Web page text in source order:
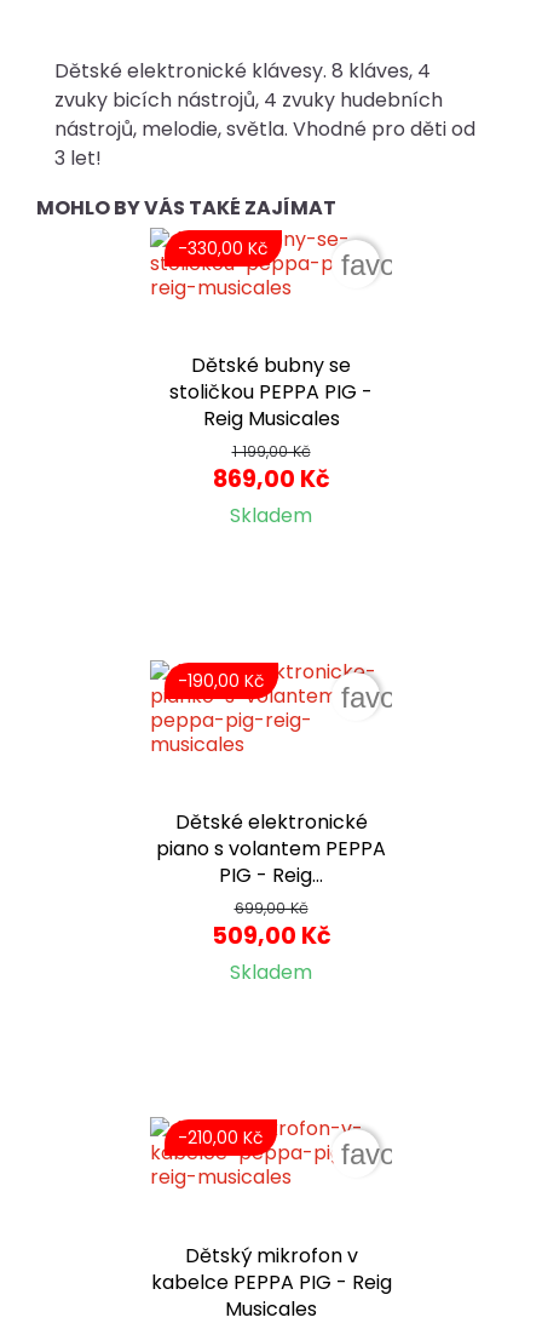
Dětské elektronické klávesy. 8 kláves, 4
zvuky bicích nástrojů, 4 zvuky hudebních
nástrojů, melodie, světla. Vhodné pro děti od
3 let!
MOHLO BY VÁS TAKÉ ZAJÍMAT
Dětské bubny se
stoličkou PEPPA PIG -
Reig Musicales
1 199,00 Kč
869,00 Kč
Skladem
-330,00 Kč
favorite_border
Dětské elektronické
piano s volantem PEPPA
PIG - Reig...
699,00 Kč
509,00 Kč
Skladem
-190,00 Kč
favorite_border
Dětský mikrofon v
kabelce PEPPA PIG - Reig
Musicales
-210,00 Kč
favorite_border